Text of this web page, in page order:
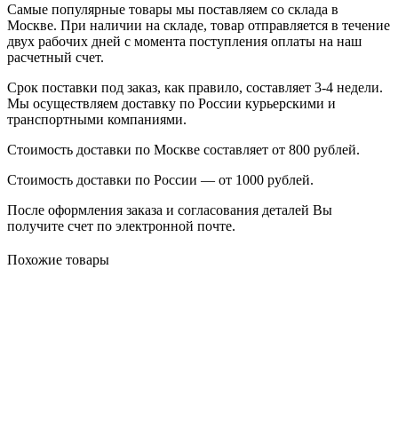
Самые популярные товары мы поставляем со склада в
Москве. При наличии на складе, товар отправляется в течение
двух рабочих дней с момента поступления оплаты на наш
расчетный счет.
Срок поставки под заказ, как правило, составляет 3-4 недели.
Мы осуществляем доставку по России курьерскими и
транспортными компаниями.
Стоимость доставки по Москве составляет от 800 рублей.
Стоимость доставки по России — от 1000 рублей.
После оформления заказа и согласования деталей Вы
получите счет по электронной почте.
Похожие товары